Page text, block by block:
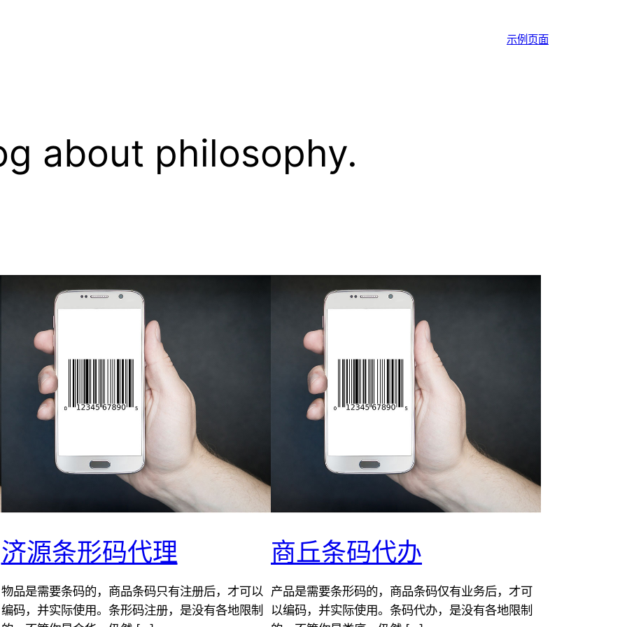
示例页面
about philosophy.
济源条形码代理
物品是需要条码的，商品条码只有注册后，才可以
编码，并实际使用。条形码注册，是没有各地限制
商丘条码代办
产品是需要条形码的，商品条码仅有业务后，才可
以编码，并实际使用。条码代办，是没有各地限制